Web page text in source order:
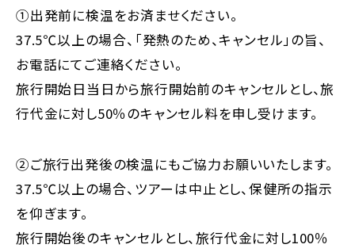
①出発前に検温をお済ませください。
37.5℃以上の場合、「発熱のため、キャンセル」の旨、
お電話にてご連絡ください。
旅行開始日当日から旅行開始前のキャンセルとし、旅
行代金に対し50％のキャンセル料を申し受けます。
②ご旅行出発後の検温にもご協力お願いいたします。
37.5℃以上の場合、ツアーは中止とし、保健所の指示
を仰ぎます。
旅行開始後のキャンセルとし、旅行代金に対し100％